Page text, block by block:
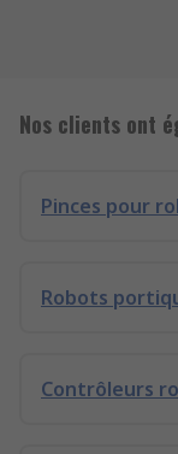
Nos clients ont
Pinces pour
Robots
Contrôleurs